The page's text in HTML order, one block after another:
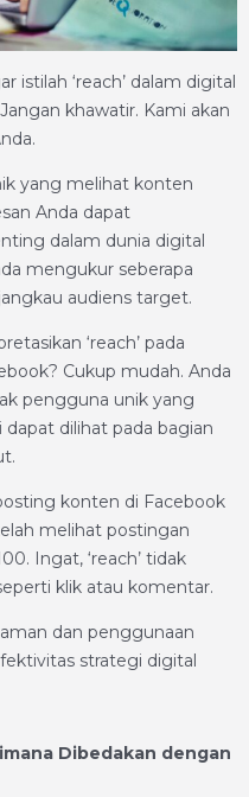
istilah ‘reach’ dalam digital
khawatir. Kami akan
yang melihat konten
Anda dapat
dalam dunia digital
mengukur seberapa
audiens target.
‘reach’ pada
Cukup mudah. Anda
pengguna unik yang
dilihat pada bagian
konten di Facebook
melihat postingan
Ingat, ‘reach’ tidak
klik atau komentar.
dan penggunaan
strategi digital
Dibedakan dengan